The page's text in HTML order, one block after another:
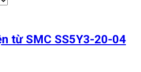
từ SMC SS5Y3-20-04